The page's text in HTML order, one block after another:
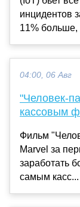
инцидентов
11% больше,
04:00, 06 Авг
"Человек-
кассовым
Фильм
Marvel за
заработать
самым касс...